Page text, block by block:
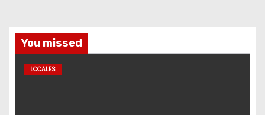
You missed
LOCALES